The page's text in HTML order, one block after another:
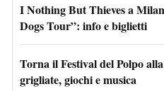
I Nothing But Thieves a
Dogs Tour”: info e biglietti
Torna il Festival del Polpo
grigliate, giochi e musica